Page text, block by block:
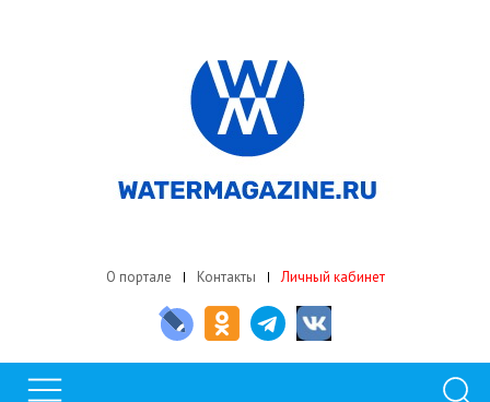
О портале Контакты Личный кабинет